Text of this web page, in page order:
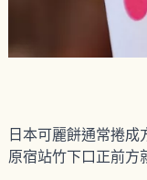
日本可麗餅通常捲
原宿站竹下口正前